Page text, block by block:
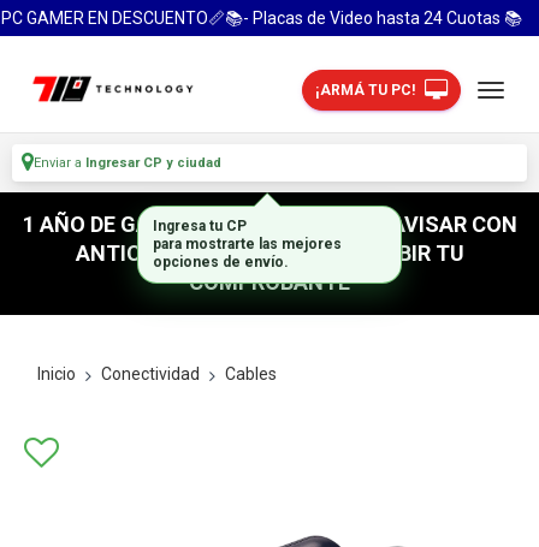
GAMER EN DESCUENTO📏📚- Placas de Video hasta 24 Cuotas 📚
¡ARMÁ TU PC!
Enviar a Ingresar CP y ciudad
1 AÑO DE GARANTIA! / PARA RETIRO AVISAR CON
ANTICIPACION / NO OLVIDES SUBIR TU
COMPROBANTE
Inicio Conectividad Cables
Ingresa tu CP
para mostrarte las mejores
opciones de envío.